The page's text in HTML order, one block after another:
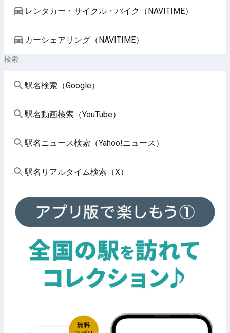
レンタカー・サイクル・バイク（NAVITIME）
カーシェアリング（NAVITIME）
検索
駅名検索（Google）
駅名動画検索（YouTube）
駅名ニュース検索（Yahoo!ニュース）
駅名リアルタイム検索（X）